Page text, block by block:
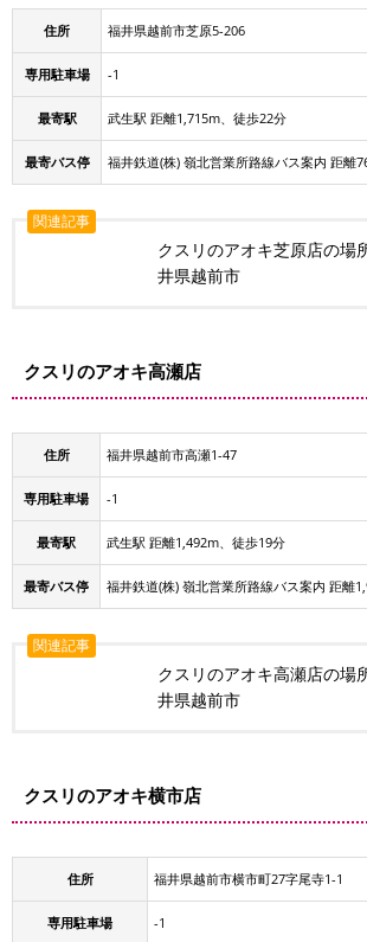
住所 福井県越前市芝原5-206
専用駐車場 -1
最寄駅 武生駅 距離1,715m、徒歩22分
最寄バス停 福井鉄道(株) 嶺北営業所路線バス案内 距離
関連記事
クスリのアオキ芝原店の場
井県越前市
クスリのアオキ高瀬店
住所 福井県越前市高瀬1-47
専用駐車場 -1
最寄駅 武生駅 距離1,492m、徒歩19分
最寄バス停 福井鉄道(株) 嶺北営業所路線バス案内 距離
関連記事
クスリのアオキ高瀬店の場
井県越前市
クスリのアオキ横市店
住所 福井県越前市横市町27字尾寺1-1
専用駐車場 -1